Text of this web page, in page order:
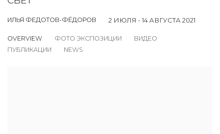
ИЛЬЯ ФЕДОТОВ-ФЁДОРОВ 2 ИЮЛЯ - 14 АВГУСТА 2021
OVERVIEW ФОТО ЭКСПОЗИЦИИ
ВИДЕО
ПУБЛИКАЦИИ
NEWS